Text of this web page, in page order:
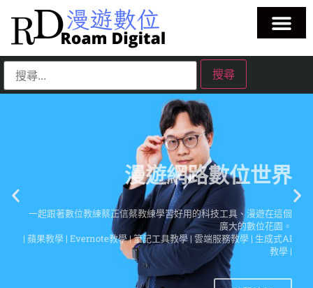
漫遊網路數位世界
一起跟著數位教練蔡正信蔡教練學習好用的科技工具、漫遊在這個
廣大的數位花園。
| 蘋果教學 | Evernote教學 | 筆記工具教學 | 雲端服務教學 | 生成式AI
教學 |
點擊這裡